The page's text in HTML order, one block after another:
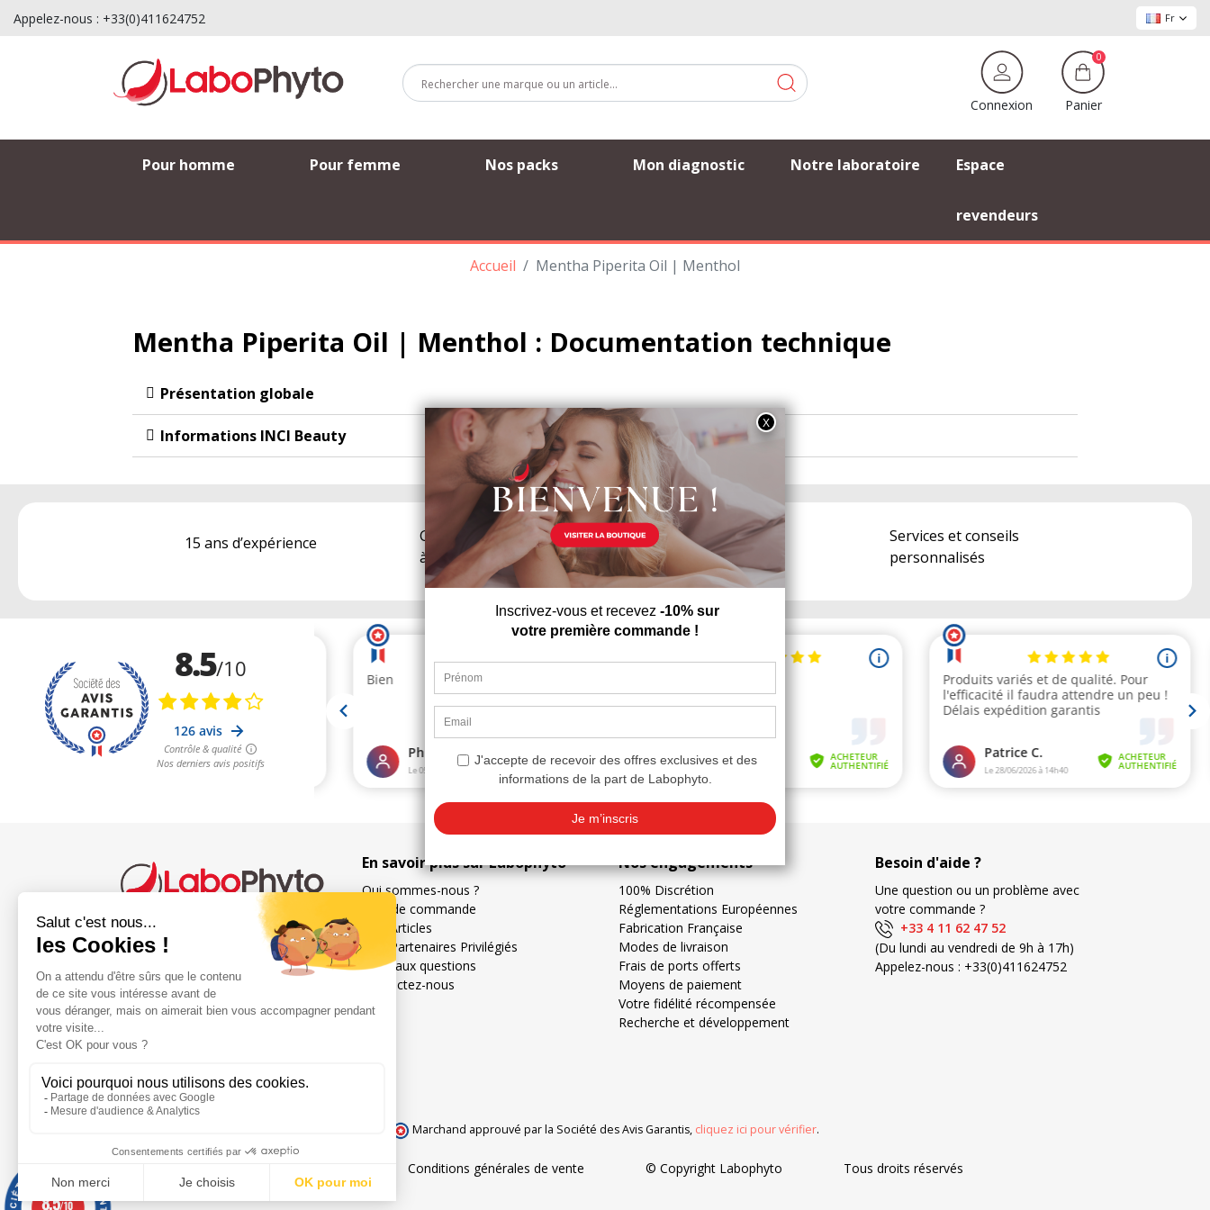
Appelez-nous : +33(0)411624752 Fr
Connexion
0
Panier
Pour homme Pour femme Nos packs Mon diagnostic Notre laboratoire Espace
revendeurs
Accueil Mentha Piperita Oil | Menthol
Mentha Piperita Oil | Menthol : Documentation technique
Présentation globale
Informations INCI Beauty
15 ans d’expérience
Gamme dédiée
à la santé sexuelle
Livraison discrète
et rapide sous 48h
Services et conseils
personnalisés
Spécialiste français des
pour la sexualité et la fertilité
de l’homme et de la femme
Réseaux sociaux
En savoir plus sur Labophyto
Qui sommes-nous ?
Suivi de commande
Nos Articles
Nos Partenaires Privilégiés
Foire aux questions
Contactez-nous
Nos engagements
100% Discrétion
Réglementations Européennes
Fabrication Française
Modes de livraison
Frais de ports offerts
Moyens de paiement
Votre fidélité récompensée
Recherche et développement
Besoin d'aide ?
Une question ou un problème avec
votre commande ?
+33 4 11 62 47 52
(Du lundi au vendredi de 9h à 17h)
Appelez-nous : +33(0)411624752
Marchand approuvé par la Société des Avis Garantis, cliquez ici pour vérifier.
Conditions générales de vente © Copyright Labophyto Tous droits réservés
8.5/10